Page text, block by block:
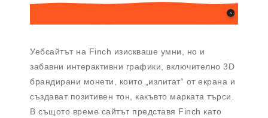
Уебсайтът на Finch изискваше умни, но и
забавни интерактивни графики, включително 3D
брандирани монети, които „излитат“ от екрана и
създават позитивен тон, какъвто марката търси.
В същото време сайтът представя Finch като